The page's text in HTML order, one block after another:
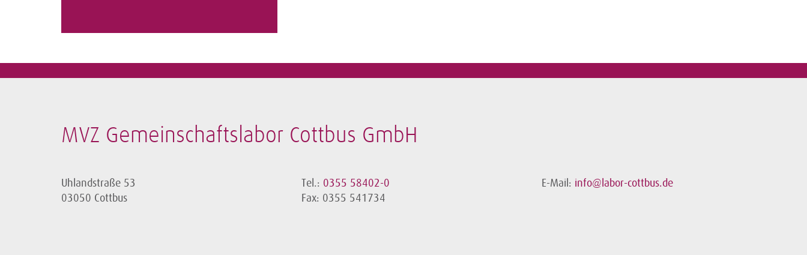
MVZ Gemeinschaftslabor Cottbus GmbH
Uhlandstraße 53
03050 Cottbus
Tel.: 0355 58402-0
Fax: 0355 541734
E-Mail: info@labor-cottbus.de